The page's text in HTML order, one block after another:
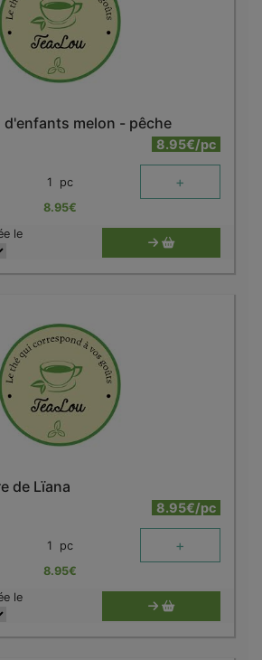
d'enfants melon - pêche
8.95€/pc
1 pc +
8.95€
le
de Lïana
8.95€/pc
1 pc +
8.95€
le